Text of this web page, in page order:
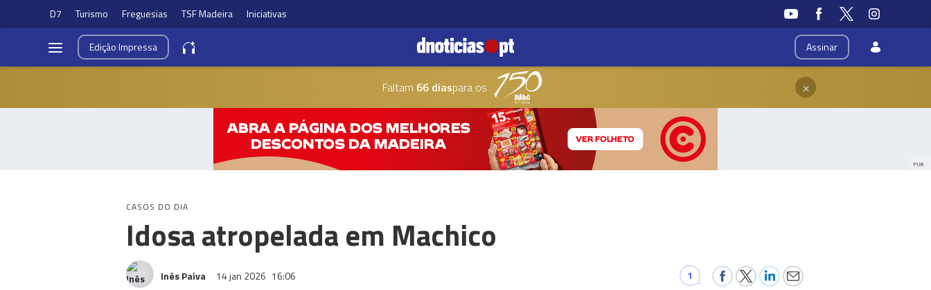
D7 Turismo Freguesias TSF Madeira Iniciativas
Assinar
EdiçãoImpressa
Faltam 66 diaspara os ×
PUB
CASOS DO DIA
Idosa atropelada em Machico
Inês Paiva 14 jan 2026 16:06 1